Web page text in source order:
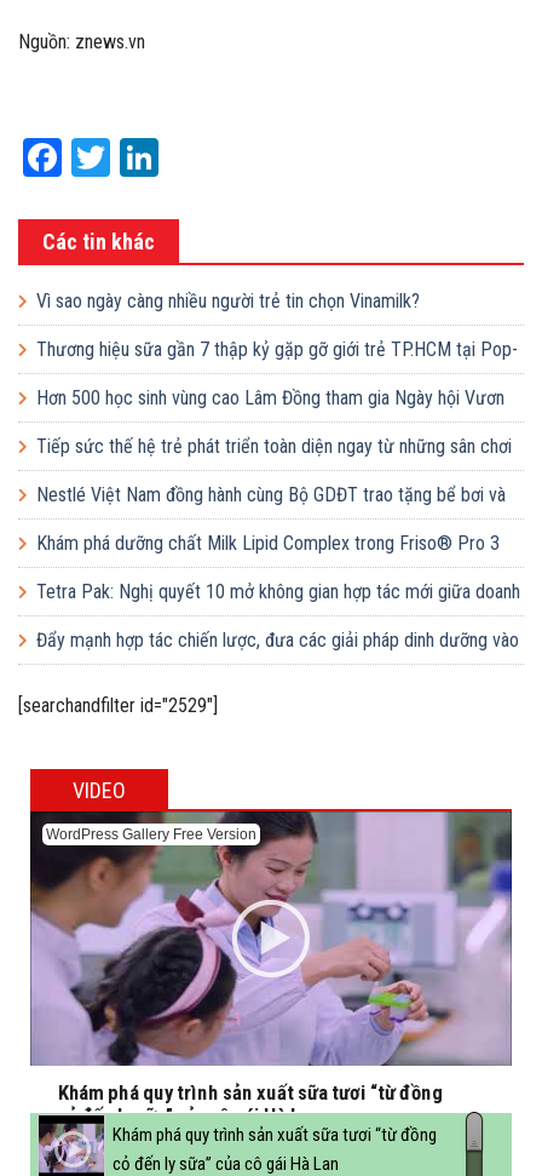
Nguồn: znews.vn
Facebook
Twitter
Các tin khác
Vì sao ngày càng nhiều người trẻ tin chọn Vinamilk?
Thương hiệu sữa gần 7 thập kỷ gặp gỡ giới trẻ TP.HCM tại Pop-
up ‘Thưởng vị hè’
Hơn 500 học sinh vùng cao Lâm Đồng tham gia Ngày hội Vươn
cao Việt Nam
Tiếp sức thế hệ trẻ phát triển toàn diện ngay từ những sân chơi
học đường
Nestlé Việt Nam đồng hành cùng Bộ GDĐT trao tặng bể bơi và
lớp dạy bơi mô hình điểm cho học sinh tại tỉnh Bắc Ninh
Khám phá dưỡng chất Milk Lipid Complex trong Friso® Pro 3
Tetra Pak: Nghị quyết 10 mở không gian hợp tác mới giữa doanh
nghiệp FDI và doanh nghiệp Việt
Đẩy mạnh hợp tác chiến lược, đưa các giải pháp dinh dưỡng vào
[searchandfilter id="2529"]
VIDEO
WordPress Gallery Free Version
Khám phá quy trình sản xuất sữa tươi “từ đồng
cỏ đến ly sữa” của cô gái Hà Lan
Khám phá quy trình sản xuất sữa tươi “từ đồng
cỏ đến ly sữa” của cô gái Hà Lan